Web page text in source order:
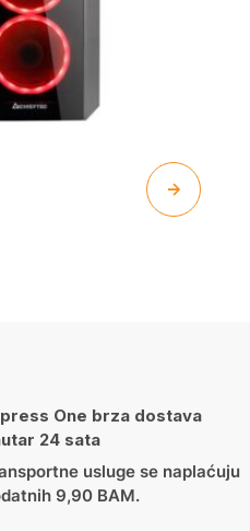
One brza dostava
24 sata
usluge se naplaćuju
9,90 BAM.